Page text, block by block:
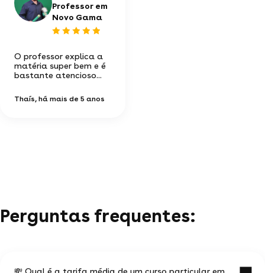
Professor em
Novo Gama
O professor explica a
matéria super bem e é
bastante atencioso...
Thaís, há mais de 5 anos
Perguntas frequentes: